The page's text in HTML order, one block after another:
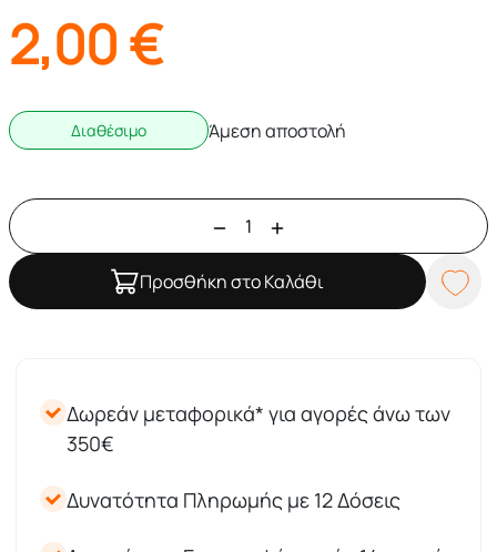
2,00€
Διαθέσιμο Άμεση αποστολή
Προσθήκη στο Καλάθι
Δωρεάν μεταφορικά* για αγορές άνω των
350€
Δυνατότητα Πληρωμής με 12 Δόσεις